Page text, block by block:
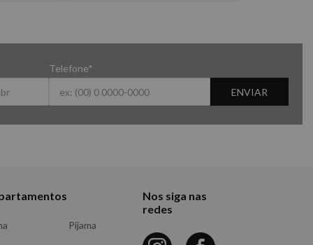
Telefone*
ENVIAR
Pijama
Nos siga nas
redes